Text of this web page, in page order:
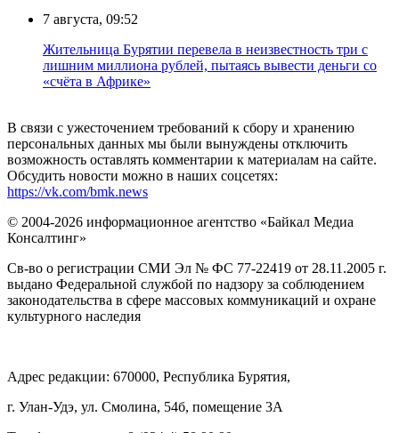
7 августа, 09:52
Жительница Бурятии перевела в неизвестность три с
лишним миллиона рублей, пытаясь вывести деньги со
«счёта в Африке»
В связи с ужесточением требований к сбору и хранению
персональных данных мы были вынуждены отключить
возможность оставлять комментарии к материалам на сайте.
Обсудить новости можно в наших соцсетях:
https://vk.com/bmk.news
© 2004-2026 информационное агентство «Байкал Медиа
Консалтинг»
Св-во о регистрации СМИ Эл № ФС 77-22419 от 28.11.2005 г.
выдано Федеральной службой по надзору за соблюдением
законодательства в сфере массовых коммуникаций и охране
культурного наследия
Адрес редакции: 670000, Республика Бурятия,
г. Улан-Удэ, ул. Смолина, 54б, помещение 3А